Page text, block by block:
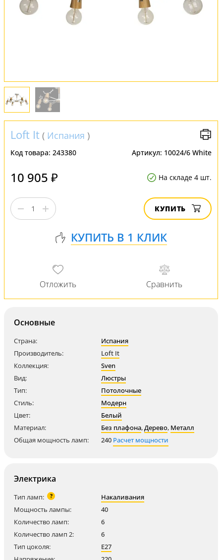
FAQ
Loft It ( Испания )
Код товара: 243380 Артикул: 10024/6 White
10 905 ₽ На складе 4 шт.
КУПИТЬ
Основные
Страна:
Испания
Производитель:
Loft It
Коллекция:
Sven
Вид:
Люстры
Тип:
Потолочные
Стиль:
Модерн
Цвет:
Белый
Материал:
Без плафона,Дерево, Металл
Общая мощность ламп:
240 Расчет мощности
Электрика
Тип ламп: ?
Накаливания
Мощность лампы:
40
Количество ламп:
6
Количество ламп 2:
6
Тип цоколя:
E27